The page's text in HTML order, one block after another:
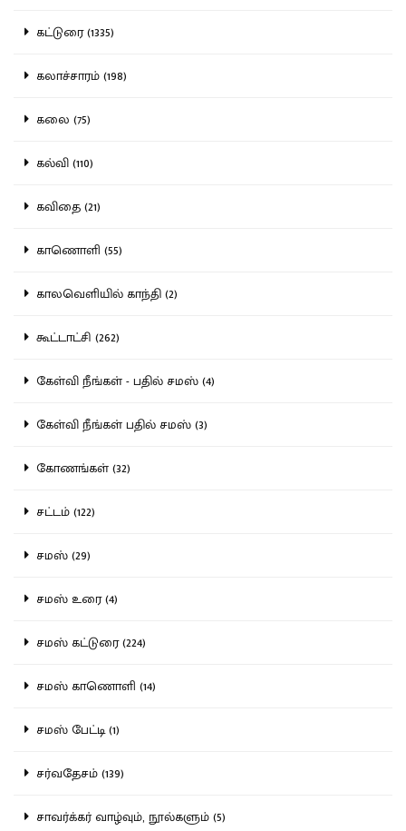
கட்டுரை (1335)
கலாச்சாரம் (198)
கலை (75)
கல்வி (110)
கவிதை (21)
காணொளி (55)
காலவெளியில் காந்தி (2)
கூட்டாட்சி (262)
கேள்வி நீங்கள் - பதில் சமஸ் (4)
கேள்வி நீங்கள் பதில் சமஸ் (3)
கோணங்கள் (32)
சட்டம் (122)
சமஸ் (29)
சமஸ் உரை (4)
சமஸ் கட்டுரை (224)
சமஸ் காணொளி (14)
சமஸ் பேட்டி (1)
சர்வதேசம் (139)
சாவர்க்கர் வாழ்வும், நூல்களும் (5)